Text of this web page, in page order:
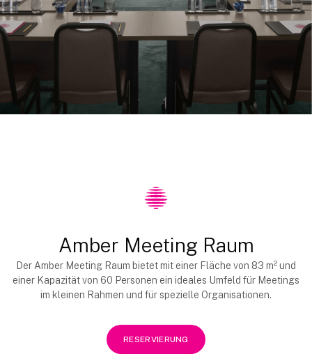
Amber Meeting Raum
Der Amber Meeting Raum bietet mit einer Fläche von 83 m² und
einer Kapazität von 60 Personen ein ideales Umfeld für Meetings
im kleinen Rahmen und für spezielle Organisationen.
RESERVIERUNG